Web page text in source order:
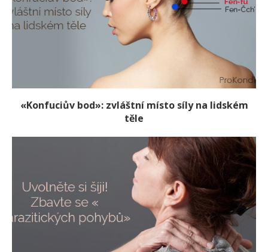
«Konfuciův bod»: zvláštní místo síly na lidském
těle